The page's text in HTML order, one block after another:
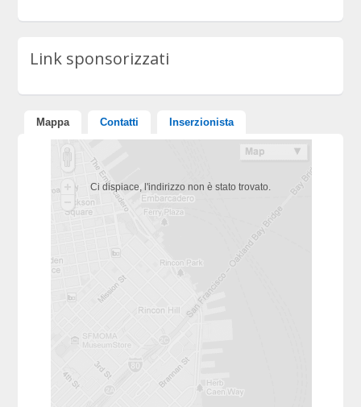
Link sponsorizzati
Mappa Contatti Inserzionista
Ci dispiace, l'indirizzo non è stato trovato.